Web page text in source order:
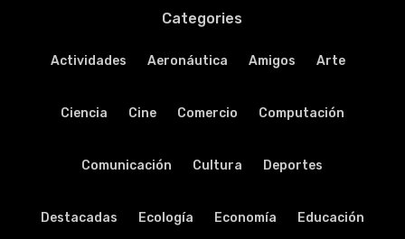
Categories
Actividades Aeronáutica Amigos Arte
Ciencia Cine Comercio Computación
Comunicación Cultura Deportes
Destacadas Ecología Economía Educación